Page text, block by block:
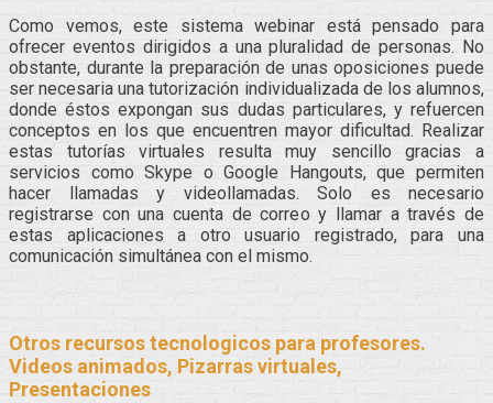
Como vemos, este sistema webinar está pensado para
ofrecer eventos dirigidos a una pluralidad de personas. No
obstante, durante la preparación de unas oposiciones puede
ser necesaria una tutorización individualizada de los alumnos,
donde éstos expongan sus dudas particulares, y refuercen
conceptos en los que encuentren mayor dificultad. Realizar
estas tutorías virtuales resulta muy sencillo gracias a
servicios como Skype o Google Hangouts, que permiten
hacer llamadas y videollamadas. Solo es necesario
registrarse con una cuenta de correo y llamar a través de
estas aplicaciones a otro usuario registrado, para una
comunicación simultánea con el mismo.
Otros recursos tecnologicos para profesores.
Videos animados, Pizarras virtuales,
Presentaciones